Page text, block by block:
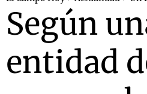
Según
entidad